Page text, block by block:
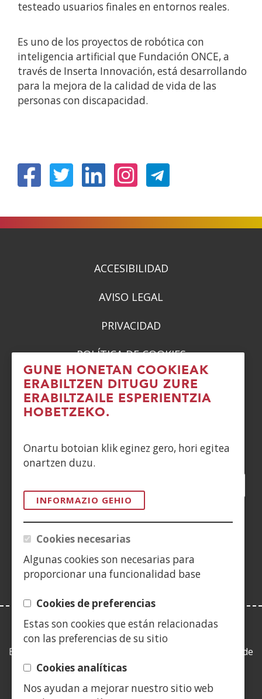
GUNE HONETAN COOKIEAK
ERABILTZEN DITUGU ZURE
ERABILTZAILE ESPERIENTZIA
HOBETZEKO.
Onartu botoian klik eginez gero, hori egitea
onartzen duzu.
INFORMAZIO GEHIO
Cookies necesarias
Algunas cookies son necesarias para
proporcionar una funcionalidad base
Cookies de preferencias
Estas son cookies que están relacionadas
con las preferencias de su sitio
Cookies analíticas
Nos ayudan a mejorar nuestro sitio web
testeado usuarios finales en entornos reales.
Es uno de los proyectos de robótica con
inteligencia artificial que Fundación ONCE, a
través de Inserta Innovación, está desarrollando
para la mejora de la calidad de vida de las
personas con discapacidad.
ACCESIBILIDAD
AVISO LEGAL
PRIVACIDAD
POLÍTICA DE COOKIES
DENUNCIAS
CONTACTO
Siguenos en:
leiho
berrian)
leiho
berrian)
leiho
berrian)
YouTube
(Ireki
leiho
berrian)
(Ireki
LEY DE TRANSPARENCIA
Esta web se ajusta a lo establecido en la Ley 19/2013, de
9 de diciembre, de transparencia, acceso a la